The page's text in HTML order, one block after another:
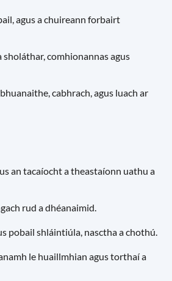
agus a chuireann forbairt
comhionannas agus
cabhrach, agus luach ar
an tacaíocht a theastaíonn uathu a
rud a dhéanaimid.
pobail shláintiúla, nasctha a chothú.
le huaillmhian agus torthaí a